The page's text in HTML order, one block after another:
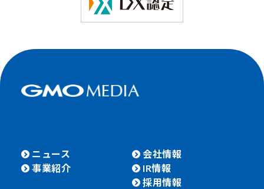
ニュース
事業紹介
会社情報
IR情報
採用情報